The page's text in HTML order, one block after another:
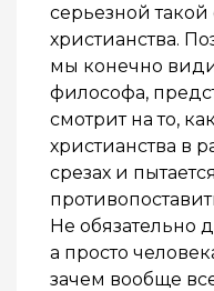
серьезной такой
христианства.
мы конечно
философа,
смотрит на то,
христианства в
срезах и
Не обязательно
а просто
зачем вообще